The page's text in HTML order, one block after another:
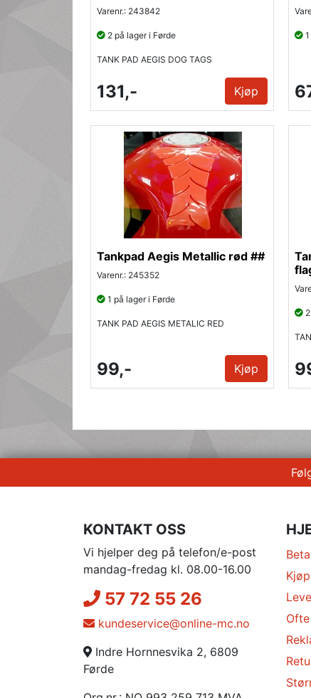
Varenr.: 243842
2 på lager i Førde
TANK PAD AEGIS DOG TAGS
131,- Kjøp
1
Tankpad Aegis Metallic rød ##
Varenr.: 245352
1 på lager i Førde
TANK PAD AEGIS METALIC RED
99,- Kjøp
2
KONTAKT OSS
Vi hjelper deg på telefon/e-post
mandag-fredag kl. 08.00-16.00
57 72 55 26
kundeservice@online-mc.no
Indre Hornnesvika 2, 6809
Førde